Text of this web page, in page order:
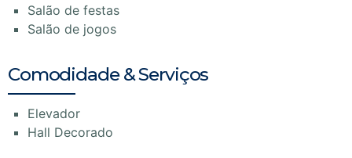
Salão de festas
Salão de jogos
Comodidade & Serviços
Elevador
Hall Decorado